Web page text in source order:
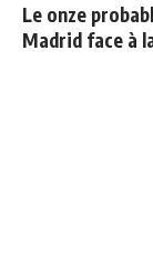
Le onze
Madrid face à